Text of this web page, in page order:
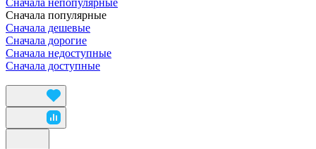
Сначала популярные
Сначала дешевые
Сначала дорогие
Сначала недоступные
Сначала доступные